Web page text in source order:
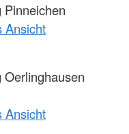
Pinneichen
Ansicht
Ansicht